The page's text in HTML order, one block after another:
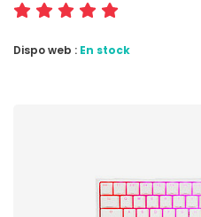
Dispo web : En stock